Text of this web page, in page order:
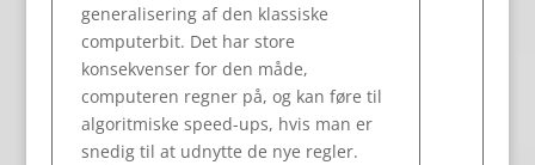
generalisering af den klassiske
computerbit. Det har store
konsekvenser for den måde,
computeren regner på, og kan føre til
algoritmiske speed-ups, hvis man er
snedig til at udnytte de nye regler.